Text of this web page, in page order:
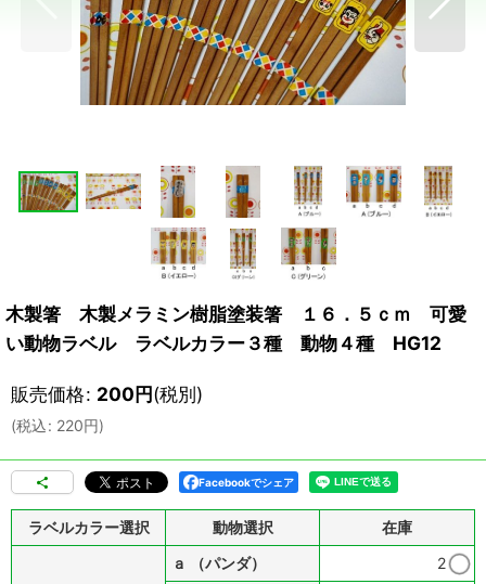
木製箸 木製メラミン樹脂塗装箸 １６．５ｃｍ 可愛
い動物ラベル ラベルカラー３種 動物４種 HG12
販売価格: 200円(税別)
(税込: 220円)
Facebookでシェア
ラベルカラー選択 動物選択 在庫
ａ （パンダ）
2